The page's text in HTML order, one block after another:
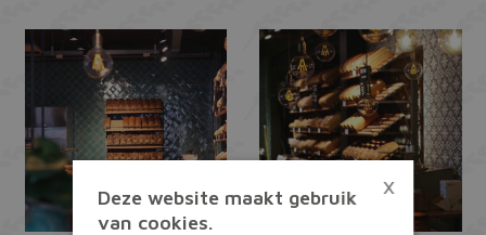
×
Deze website maakt gebruik
van cookies.